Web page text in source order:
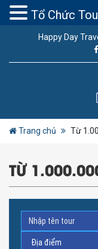
Happy Day
Trang chủ Từ
TỪ
Tổ Chức